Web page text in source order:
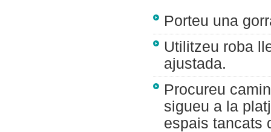
Porteu una
Utilitzeu roba
ajustada.
Procureu
sigueu a la
espais tancats